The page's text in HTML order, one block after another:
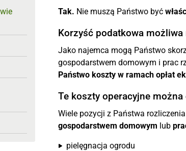
Tak. Nie muszą Państwo być
Korzyść podatkowa
Jako najemca mogą Państwo
gospodarstwem domowym i prac
Państwo koszty w ramach opłat
Te koszty operacyjne
Wiele pozycji z Państwa
gospodarstwem domowym lub
pielęgnacja ogrodu